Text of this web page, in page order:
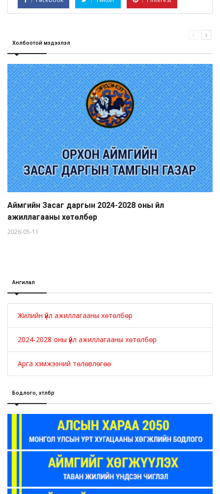
Холбоотой мэдээлэл
Аймгийн Засаг даргын 2024-2028 оны үйл
ажиллагааны хөтөлбөр
2026-05-11
Ангилал
Жилийн үйл ажиллагааны хөтөлбөр
2024-2028 оны үйл ажиллагааны хөтөлбөр
Арга хэмжээний төлөвлөгөө
Бодлого, хөтөлбөр